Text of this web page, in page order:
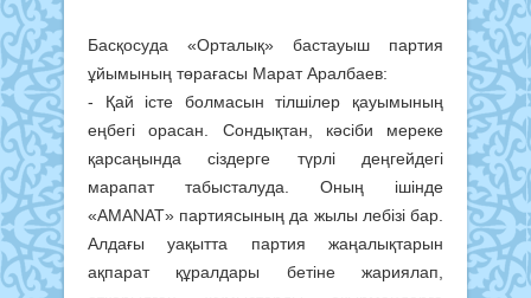
Басқосуда «Орталық» бастауыш партия
ұйымының төрағасы Марат Аралбаев:
- Қай істе болмасын тілшілер қауымының
еңбегі орасан. Сондықтан, кәсіби мереке
қарсаңында сіздерге түрлі деңгейдегі
марапат табысталуда. Оның ішінде
«AMANAT» партиясының да жылы лебізі бар.
Алдағы уақытта партия жаңалықтарын
ақпарат құралдары бетіне жариялап,